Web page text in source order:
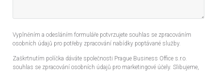
Vyplněním a odesláním formuláře potvrzujete souhlas se zpracováním
osobních údajů pro potřeby zpracování nabídky poptávané služby.
Zaškrtnutím políčka dáváte společnosti Prague Business Office s.r.o.
souhlas se zpracování osobních údajů pro marketingové účely. Slibujeme,